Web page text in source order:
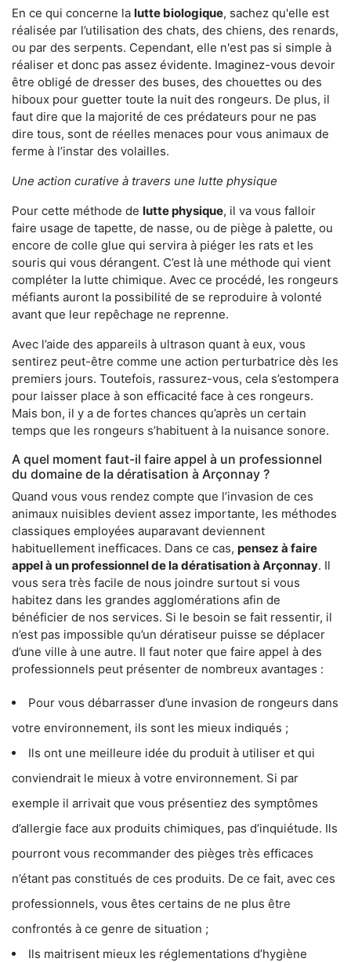
En ce qui concerne la lutte biologique, sachez qu'elle est
réalisée par l’utilisation des chats, des chiens, des renards,
ou par des serpents. Cependant, elle n'est pas si simple à
réaliser et donc pas assez évidente. Imaginez-vous devoir
être obligé de dresser des buses, des chouettes ou des
hiboux pour guetter toute la nuit des rongeurs. De plus, il
faut dire que la majorité de ces prédateurs pour ne pas
dire tous, sont de réelles menaces pour vous animaux de
ferme à l’instar des volailles.
Une action curative à travers une lutte physique
Pour cette méthode de lutte physique, il va vous falloir
faire usage de tapette, de nasse, ou de piège à palette, ou
encore de colle glue qui servira à piéger les rats et les
souris qui vous dérangent. C’est là une méthode qui vient
compléter la lutte chimique. Avec ce procédé, les rongeurs
méfiants auront la possibilité de se reproduire à volonté
avant que leur repêchage ne reprenne.
Avec l’aide des appareils à ultrason quant à eux, vous
sentirez peut-être comme une action perturbatrice dès les
premiers jours. Toutefois, rassurez-vous, cela s’estompera
pour laisser place à son efficacité face à ces rongeurs.
Mais bon, il y a de fortes chances qu’après un certain
temps que les rongeurs s’habituent à la nuisance sonore.
A quel moment faut-il faire appel à un professionnel
du domaine de la dératisation à Arçonnay ?
Quand vous vous rendez compte que l’invasion de ces
animaux nuisibles devient assez importante, les méthodes
classiques employées auparavant deviennent
habituellement inefficaces. Dans ce cas, pensez à faire
appel à un professionnel de la dératisation à Arçonnay. Il
vous sera très facile de nous joindre surtout si vous
habitez dans les grandes agglomérations afin de
bénéficier de nos services. Si le besoin se fait ressentir, il
n’est pas impossible qu’un dératiseur puisse se déplacer
d’une ville à une autre. Il faut noter que faire appel à des
professionnels peut présenter de nombreux avantages :
Pour vous débarrasser d’une invasion de rongeurs dans
votre environnement, ils sont les mieux indiqués ;
Ils ont une meilleure idée du produit à utiliser et qui
conviendrait le mieux à votre environnement. Si par
exemple il arrivait que vous présentiez des symptômes
d’allergie face aux produits chimiques, pas d’inquiétude. Ils
pourront vous recommander des pièges très efficaces
n’étant pas constitués de ces produits. De ce fait, avec ces
professionnels, vous êtes certains de ne plus être
confrontés à ce genre de situation ;
Ils maitrisent mieux les réglementations d’hygiène